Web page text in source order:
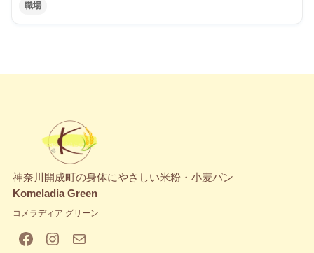
職場
神奈川開成町の身体にやさしい米粉・小麦パン
Komeladia Green
コメラディア グリーン